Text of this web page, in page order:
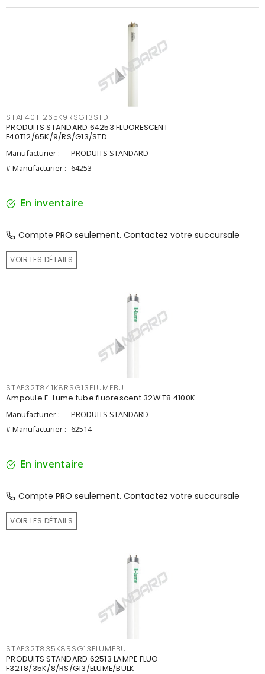
STAF40T1265K9RSG13STD
PRODUITS STANDARD 64253 FLUORESCENT
F40T12/65K/9/RS/G13/STD
Manufacturier :
PRODUITS STANDARD
# Manufacturier : 64253
En inventaire
Compte PRO seulement. Contactez votre succursale
VOIR LES DÉTAILS
STAF32T841K8RSG13ELUMEBU
Ampoule E-Lume tube fluorescent 32W T8 4100K
Manufacturier :
PRODUITS STANDARD
# Manufacturier : 62514
En inventaire
Compte PRO seulement. Contactez votre succursale
VOIR LES DÉTAILS
STAF32T835K8RSG13ELUMEBU
PRODUITS STANDARD 62513 LAMPE FLUO
F32T8/35K/8/RS/G13/ELUME/BULK